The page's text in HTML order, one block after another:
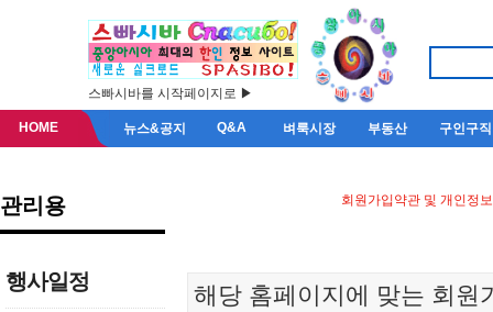
스빠시바를 시작페이지로 ▶
HOME 뉴스&공지 Q&A 벼룩시장 부동산 구인구직
관리용
행사일정
회원가입약관 및 개인정